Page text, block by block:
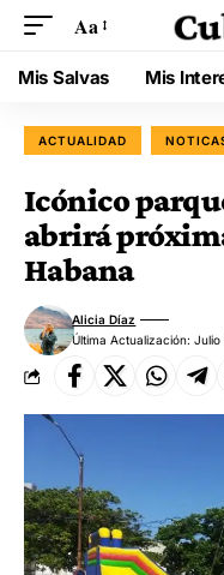
Aa
Mis Salvas Mis
ACTUALIDAD
Icónico
abrirá
Habana
Última Actualización: Julio
Alicia Díaz